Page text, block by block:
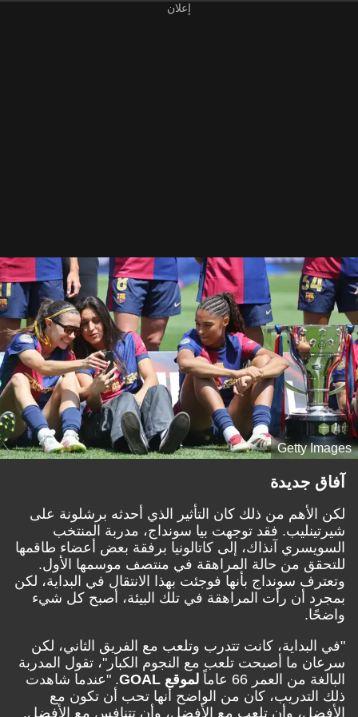
Getty Images
آفاق جديدة
لكن الأهم من ذلك كان التأثير الذي أحدثه برشلونة على
شيرتينليب. فقد توجهت بيا سونداج، مدربة المنتخب
السويسري آنذاك، إلى كاتالونيا برفقة بعض أعضاء طاقمها
للتحقق من حالة المراهقة في منتصف موسمها الأول.
وتعترف سونداج بأنها فوجئت بهذا الانتقال في البداية، لكن
بمجرد أن رأت المراهقة في تلك البيئة، أصبح كل شيء
واضحًا.
"في البداية، كانت تتدرب وتلعب مع الفريق الثاني، لكن
سرعان ما أصبحت تلعب مع النجوم الكبار"، تقول المدربة
البالغة من العمر 66 عاماً
لموقع GOAL
. "عندما شاهدت
ذلك التدريب، كان من الواضح أنها تحب أن تكون مع
الأفضل، وأن تلعب مع الأفضل، وأن تتنافس مع الأفضل.